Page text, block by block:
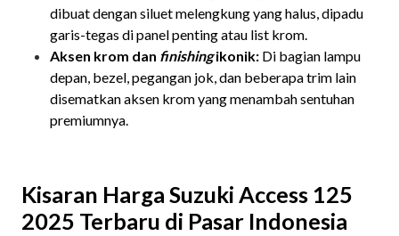
dibuat dengan siluet melengkung yang halus, dipadu
garis-tegas di panel penting atau list krom.
Aksen krom dan finishingikonik: Di bagian lampu
depan, bezel, pegangan jok, dan beberapa trim lain
disematkan aksen krom yang menambah sentuhan
premiumnya.
Kisaran Harga Suzuki Access 125
2025 Terbaru di Pasar Indonesia